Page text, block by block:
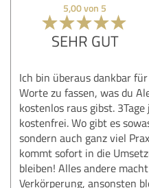
5,00 von 5
SEHR GUT
Ich bin überaus dankbar
Worte zu fassen, was du
kostenlos raus gibst.
kostenfrei. Wo gibt es
sondern auch ganz viel
kommt sofort in die
bleiben! Alles andere
Verkörperung, ansonsten